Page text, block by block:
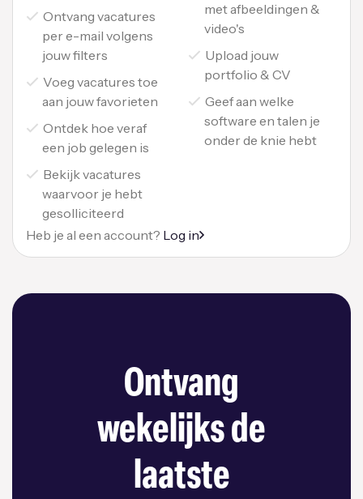
Ontvang vacatures
per e-mail volgens
jouw filters
Voeg vacatures toe
aan jouw favorieten
Ontdek hoe veraf
een job gelegen is
Bekijk vacatures
waarvoor je hebt
gesolliciteerd
met afbeeldingen &
video's
Upload jouw
portfolio & CV
Geef aan welke
software en talen je
onder de knie hebt
Heb je al een account? Log in
Ontvang
wekelijks de
laatste